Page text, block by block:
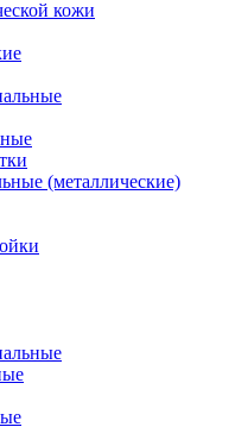
кожи
(металлические)